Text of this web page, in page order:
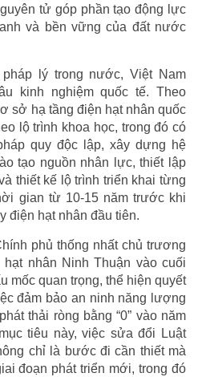
tử góp phần tạo động lực
và bền vững của đất nước
lý trong nước, Việt Nam
kinh nghiệm quốc tế. Theo
sở hạ tầng điện hạt nhân quốc
lộ trình khoa học, trong đó có
quy độc lập, xây dựng hệ
tạo nguồn nhân lực, thiết lập
thiết kế lộ trình triển khai từng
gian từ 10-15 năm trước khi
điện hạt nhân đầu tiên.
phủ thống nhất chủ trương
nhân Ninh Thuận vào cuối
mốc quan trọng, thể hiện quyết
đảm bảo an ninh năng lượng
thải ròng bằng “0” vào năm
tiêu này, việc sửa đổi Luật
chỉ là bước đi cần thiết mà
đoạn phát triển mới, trong đó